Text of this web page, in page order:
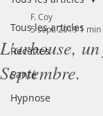
Tous les articles
Recettes
Santé
Hypnose
L'arbouse,
Septembre.
F. Coy
5 sept. 20191 min